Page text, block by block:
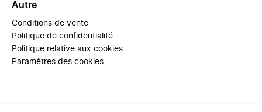
Autre
Conditions de vente
Politique de confidentialité
Politique relative aux cookies
Paramètres des cookies